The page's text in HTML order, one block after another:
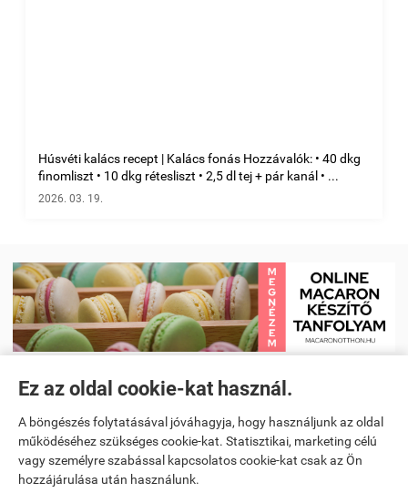
Ez az oldal cookie-kat használ.
A böngészés folytatásával jóváhagyja, hogy használjunk az oldal
működéséhez szükséges cookie-kat. Statisztikai, marketing célú
vagy személyre szabással kapcsolatos cookie-kat csak az Ön
hozzájárulása után használunk.
Húsvéti kalács recept | Kalács fonás Hozzávalók: • 40 dkg
finomliszt • 10 dkg rétesliszt • 2,5 dl tej + pár kanál • ...
2026. 03. 19.
Receptkönyv e-book és Étrendtervező app|Kezdőlap
Videó receptek megtekintése|Macaron tanfolyam|
Spanyoltanulás magyarul - Online spanyol oktató alkalmazás